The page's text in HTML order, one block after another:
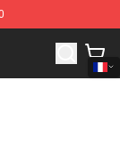
the Night